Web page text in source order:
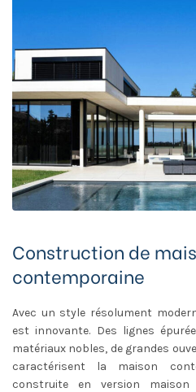
Construction de
contemporaine
Avec un style résolument
est innovante. Des lignes
matériaux nobles, de grandes
caractérisent la maison
construite en version maison